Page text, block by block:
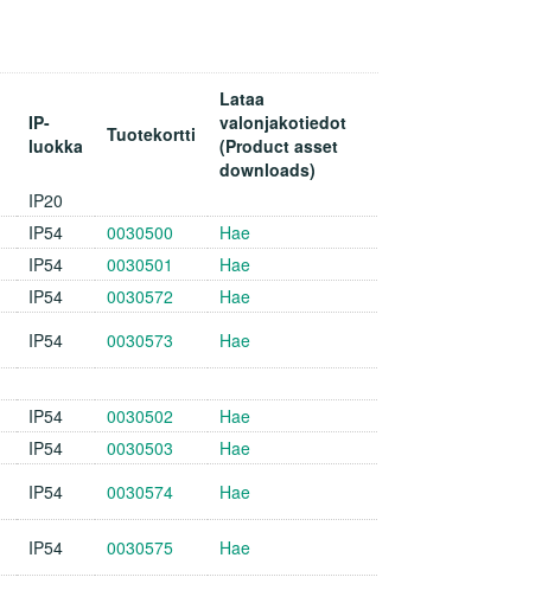
IP-
luokka
Tuotekortti
Lataa
valonjakotiedot
(Product asset
downloads)
IP20
IP54 0030500
Hae
IP54 0030501
Hae
IP54 0030572
Hae
IP54 0030573 Hae
IP54 0030502
Hae
IP54 0030503
Hae
IP54 0030574 Hae
IP54 0030575 Hae